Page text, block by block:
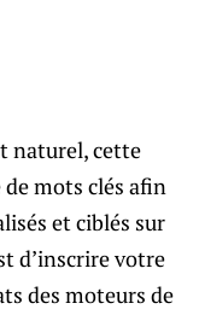
naturel, cette
mots clés afin
et ciblés sur
d’inscrire votre
des moteurs de